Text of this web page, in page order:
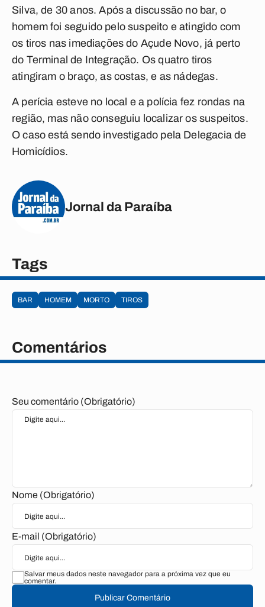
Silva, de 30 anos. Após a discussão no bar, o
homem foi seguido pelo suspeito e atingido com
os tiros nas imediações do Açude Novo, já perto
do Terminal de Integração. Os quatro tiros
atingiram o braço, as costas, e as nádegas.
A perícia esteve no local e a polícia fez rondas na
região, mas não conseguiu localizar os suspeitos.
O caso está sendo investigado pela Delegacia de
Homicídios.
Jornal da Paraíba
Tags
BAR HOMEM MORTO TIROS
Comentários
Seu comentário (Obrigatório)
Nome (Obrigatório)
E-mail (Obrigatório)
Salvar meus dados neste navegador para a próxima vez que eu
comentar.
Publicar Comentário